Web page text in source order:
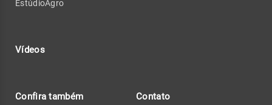
EstúdioAgro
Vídeos
Confira também Contato